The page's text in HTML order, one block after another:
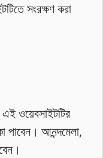
সংরক্ষণ করা
ওয়েবসাইটটির
পাবেন। আনন্দমেলা,